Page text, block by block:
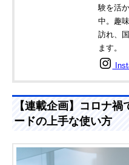
験を活
中。趣
訪れ、
ます。
【連載企画】コロナ
ードの上手な使い方